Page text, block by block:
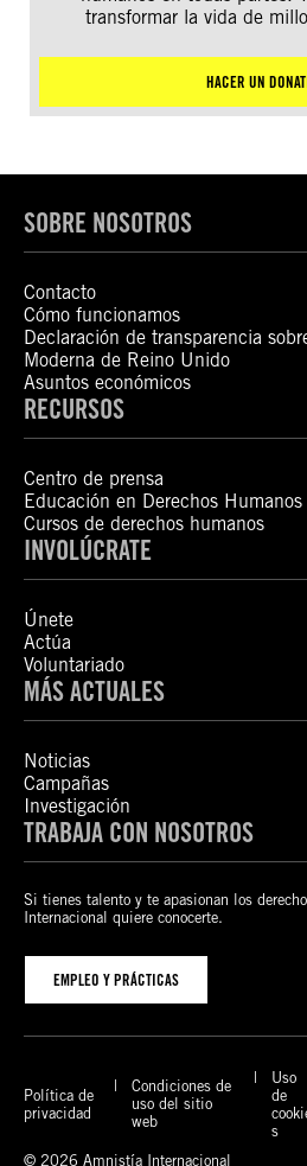
transformar la vida de
HACER UN
SOBRE NOSOTROS
Contacto
Cómo funcionamos
Declaración de transparencia
Moderna de Reino Unido
Asuntos económicos
RECURSOS
Centro de prensa
Educación en Derechos Humanos
Cursos de derechos humanos
INVOLÚCRATE
Únete
Actúa
Voluntariado
MÁS ACTUALES
Noticias
Campañas
Investigación
TRABAJA CON NOSOTROS
Si tienes talento y te apasionan los
Internacional quiere conocerte.
EMPLEO Y PRÁCTICAS
Política de
privacidad
Condiciones de
uso del sitio
web
Uso
de
s
© 2026 Amnistía Internacional